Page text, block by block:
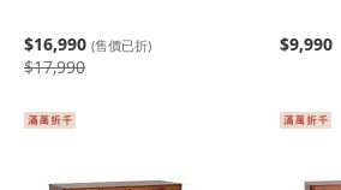
$16,990 (售價已折)
$17,990
$9,990